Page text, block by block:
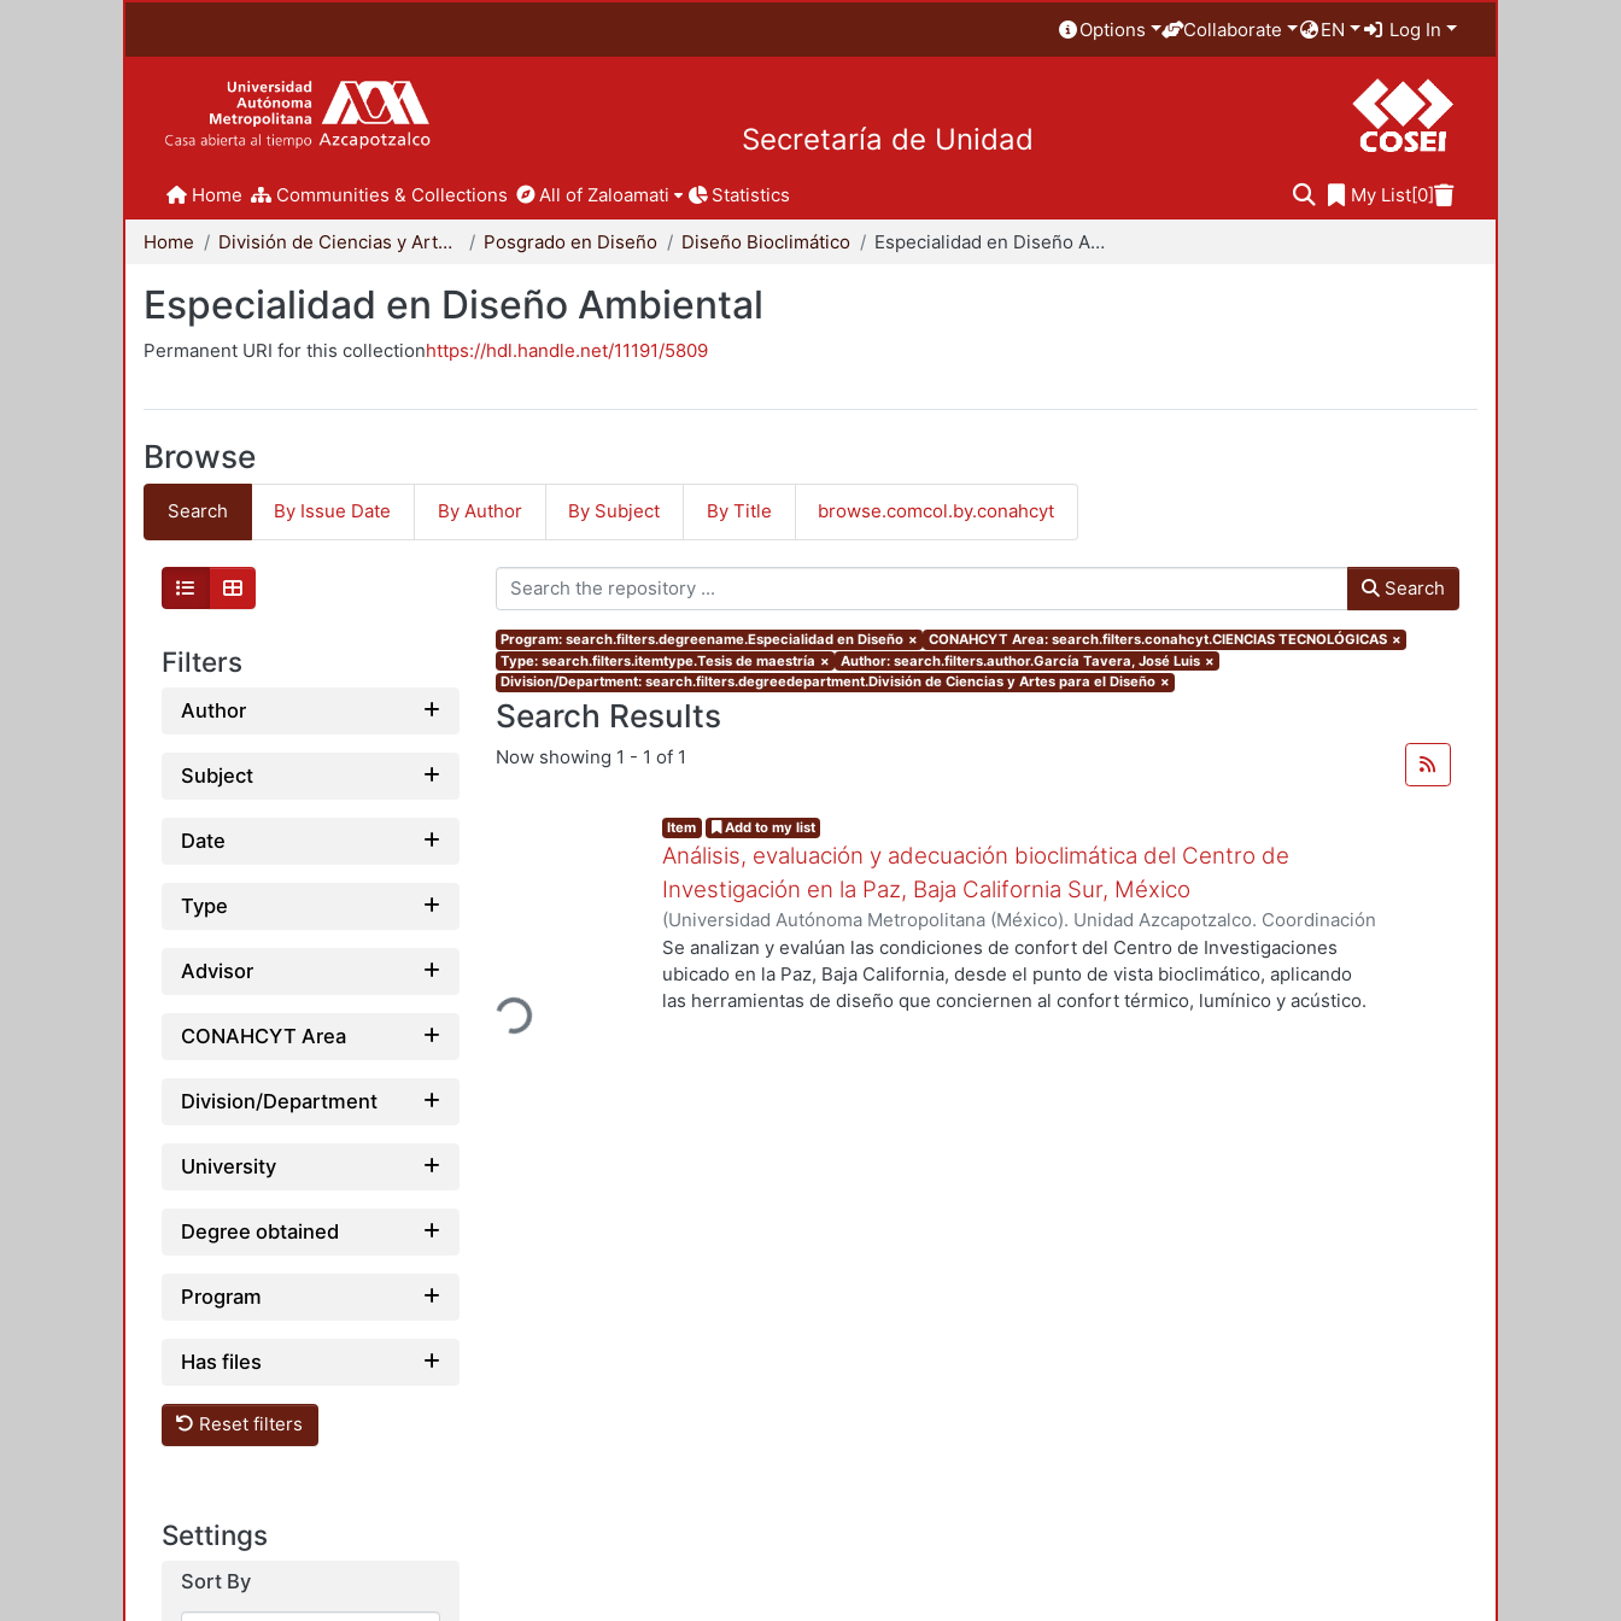
Options Collaborate EN Log In
Secretaría de Unidad
Home Communities & Collections All of Zaloamati Statistics My List[0]
Home División de Ciencias y Artes para el Diseño Posgrado en Diseño Diseño Bioclimático Especialidad en Diseño Ambiental
Especialidad en Diseño Ambiental
Permanent URI for this collectionhttps://hdl.handle.net/11191/5809
Browse
Search By Issue Date By Author By Subject By Title browse.comcol.by.conahcyt
Filters
Author
Subject
Date
Type
Advisor
CONAHCYT Area
Division/Department
University
Degree obtained
Program
Has files
Reset filters
Settings
Sort By
Search
Program: search.filters.degreename.Especialidad en Diseño × CONAHCYT Area: search.filters.conahcyt.CIENCIAS TECNOLÓGICAS ×
Type: search.filters.itemtype.Tesis de maestría × Author: search.filters.author.García Tavera, José Luis ×
Division/Department: search.filters.degreedepartment.División de Ciencias y Artes para el Diseño ×
Search Results
Now showing 1 - 1 of 1
Loading...
Item Add to my list
Análisis, evaluación y adecuación bioclimática del Centro de
Investigación en la Paz, Baja California Sur, México
(Universidad Autónoma Metropolitana (México). Unidad Azcapotzalco. Coordinación
de Servicios de Información.,1999-12 )García Tavera, José Luis
Se analizan y evalúan las condiciones de confort del Centro de Investigaciones
ubicado en la Paz, Baja California, desde el punto de vista bioclimático, aplicando
las herramientas de diseño que conciernen al confort térmico, lumínico y acústico.